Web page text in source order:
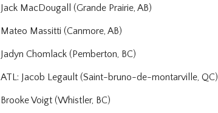
Jack MacDougall (Grande Prairie, AB)
Mateo Massitti (Canmore, AB)
Jadyn Chomlack (Pemberton, BC)
ATL: Jacob Legault (Saint-bruno-de-montarville, QC)
Brooke Voigt (Whistler, BC)